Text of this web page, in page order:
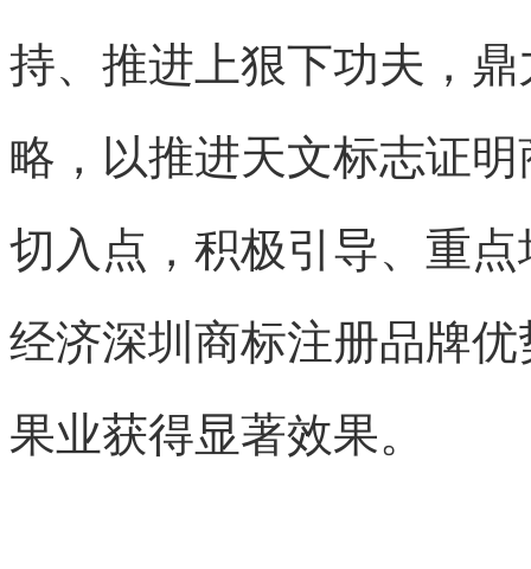
持、推进上狠下功夫，
略，以推进天文标志证
切入点，积极引导、重
经济深圳商标注册品牌
果业获得显著效果。